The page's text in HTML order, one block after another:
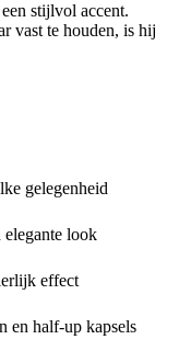
stijlvol accent.
vast te houden, is hij
gelegenheid
look
effect
en half-up kapsels